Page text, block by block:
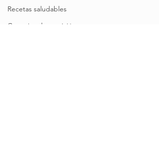
Recetas saludables
Concejos de nutrición